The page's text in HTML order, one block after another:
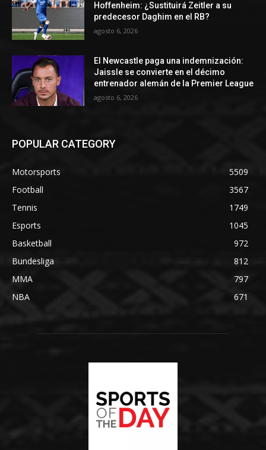
Hoffenheim: ¿Sustituirá Zeitler a su
predecesor Daghim en el RB?
agosto 6, 2026
El Newcastle paga una indemnización:
Jaissle se convierte en el décimo
entrenador alemán de la Premier League
agosto 6, 2026
POPULAR CATEGORY
Motorsports
5509
Football
3567
Tennis
1749
Esports
1045
Basketball
972
Bundesliga
812
MMA
797
NBA
671